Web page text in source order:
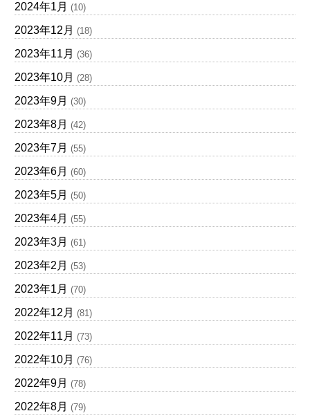
2024年1月 (10)
2023年12月 (18)
2023年11月 (36)
2023年10月 (28)
2023年9月 (30)
2023年8月 (42)
2023年7月 (55)
2023年6月 (60)
2023年5月 (50)
2023年4月 (55)
2023年3月 (61)
2023年2月 (53)
2023年1月 (70)
2022年12月 (81)
2022年11月 (73)
2022年10月 (76)
2022年9月 (78)
2022年8月 (79)